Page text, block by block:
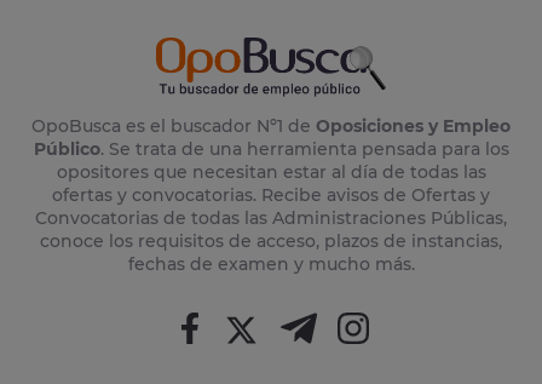
OpoBusca es el buscador Nº1 de Oposiciones y Empleo
Público. Se trata de una herramienta pensada para los
opositores que necesitan estar al día de todas las
ofertas y convocatorias. Recibe avisos de Ofertas y
Convocatorias de todas las Administraciones Públicas,
conoce los requisitos de acceso, plazos de instancias,
fechas de examen y mucho más.